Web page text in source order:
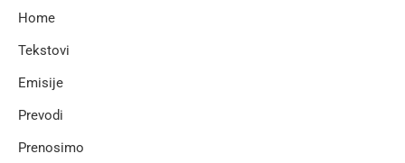
Home
Tekstovi
Emisije
Prevodi
Prenosimo